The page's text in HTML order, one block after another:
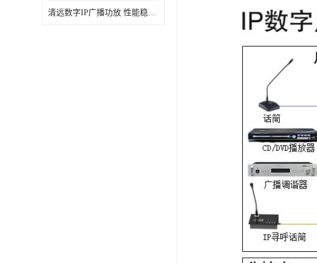
清远数字IP广播功放 性能稳定 传输距离远